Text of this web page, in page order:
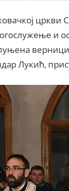
цркви
Лукић,